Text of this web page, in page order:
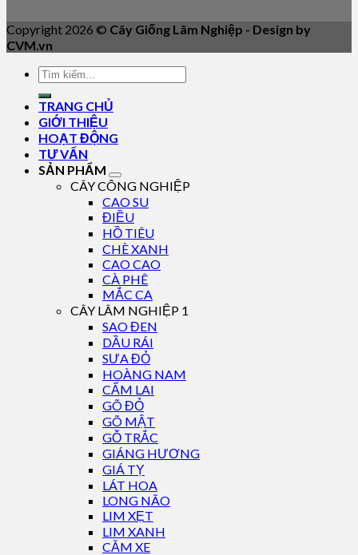
Copyright 2026 © Cây Giống Lâm Nghiệp - Design by
CVM.vn
TRANG CHỦ
GIỚI THIỆU
HOẠT ĐỘNG
TƯ VẤN
SẢN PHẨM
CÂY CÔNG NGHIỆP
CAO SU
ĐIỀU
HỒ TIÊU
CHÈ XANH
CAO CAO
CÀ PHÊ
MẮC CA
CÂY LÂM NGHIỆP 1
SAO ĐEN
DẦU RÁI
SƯA ĐỎ
HOÀNG NAM
CẨM LAI
GÕ ĐỎ
GÕ MẬT
GỖ TRẮC
GIÁNG HƯƠNG
GIÁ TỴ
LÁT HOA
LONG NÃO
LIM XẸT
LIM XANH
CĂM XE